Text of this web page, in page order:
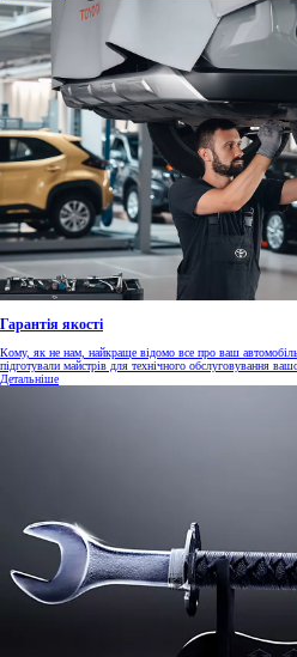
Гарантія якості
Кому, як не нам, найкраще відомо все про ваш
підготували майстрів для технічного обслуговування
Детальніше